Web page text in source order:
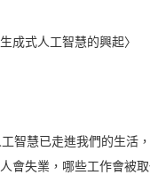
成式人工智慧的興起〉
智慧已走進我們的生活
會失業，哪些工作會被取